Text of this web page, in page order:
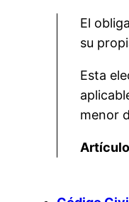
El
su
Esta
menor